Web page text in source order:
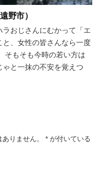
野市）
おじさんにむかって「エ
と、女性の皆さんなら一度
そもそも今時の若い方は
と一抹の不安を覚えつ
りません。 * が付いている